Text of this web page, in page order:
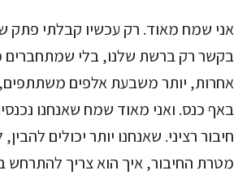
אני שמח מאוד. רק עכשיו קבלתי פתק
בקשר רק ברשת שלנו, בלי שמתחברים
אחרות, יותר משבעת אלפים משתתפים,
באף כנס. ואני מאוד שמח שאנחנו
חיבור רציני. שאנחנו יותר יכולים
מטרת החיבור, איך הוא צריך להתרחש